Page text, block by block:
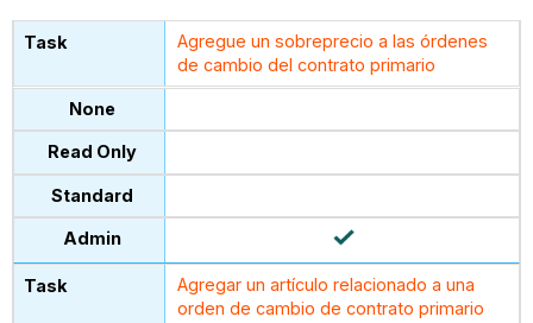
Agregue un sobreprecio a las órdenes
de cambio del contrato primario
Agregar un artículo relacionado a una
orden de cambio de contrato primario